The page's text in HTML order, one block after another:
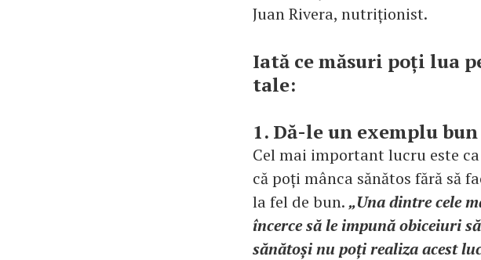
Juan Rivera, nutriționist.
Iată ce măsuri poți lua
tale:
1. Dă-le un exemplu bun
Cel mai important lucru este
că poți mânca sănătos fără să
la fel de bun.„Una dintre cele
încerce să le impună obiceiuri
sănătoși nu poți realiza acest